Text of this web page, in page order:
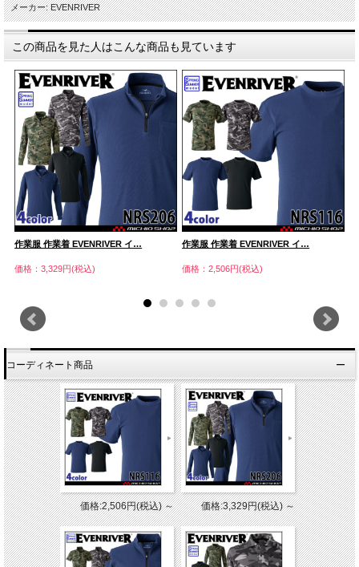
メーカー: EVENRIVER
この商品を見た人はこんな商品も見ています
作業服 作業着 EVENRIVER イ…
価格：3,329円(税込)
作業服 作業着 EVENRIVER イ…
価格：2,506円(税込)
コーディネート商品
価格:2,506円(税込)～ 価格:3,329円(税込)～